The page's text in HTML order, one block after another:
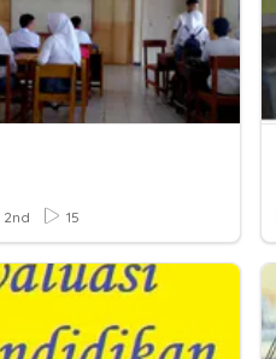
2nd 15